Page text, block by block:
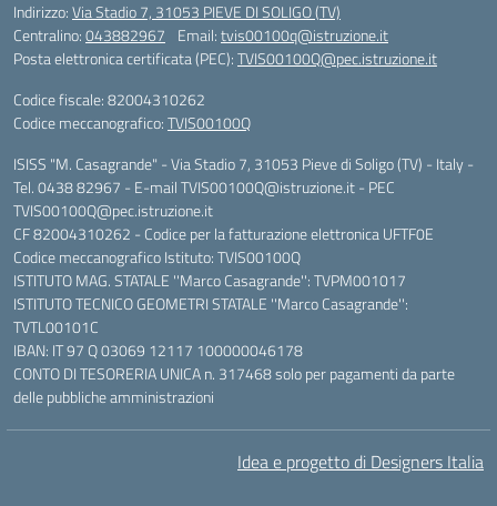
Indirizzo:Via Stadio 7, 31053 PIEVE DI SOLIGO (TV)
Centralino:043882967 Email:tvis00100q@istruzione.it
Posta elettronica certificata (PEC):TVIS00100Q@pec.istruzione.it
Codice fiscale: 82004310262
Codice meccanografico:TVIS00100Q
ISISS "M. Casagrande" - Via Stadio 7, 31053 Pieve di Soligo (TV) - Italy -
Tel. 0438 82967 - E-mail TVIS00100Q@istruzione.it - PEC
TVIS00100Q@pec.istruzione.it
CF 82004310262 - Codice per la fatturazione elettronica UFTF0E
Codice meccanografico Istituto: TVIS00100Q
ISTITUTO MAG. STATALE ''Marco Casagrande'': TVPM001017
ISTITUTO TECNICO GEOMETRI STATALE ''Marco Casagrande'':
TVTL00101C
IBAN: IT 97 Q 03069 12117 100000046178
CONTO DI TESORERIA UNICA n. 317468 solo per pagamenti da parte
delle pubbliche amministrazioni
Idea e progetto di Designers Italia